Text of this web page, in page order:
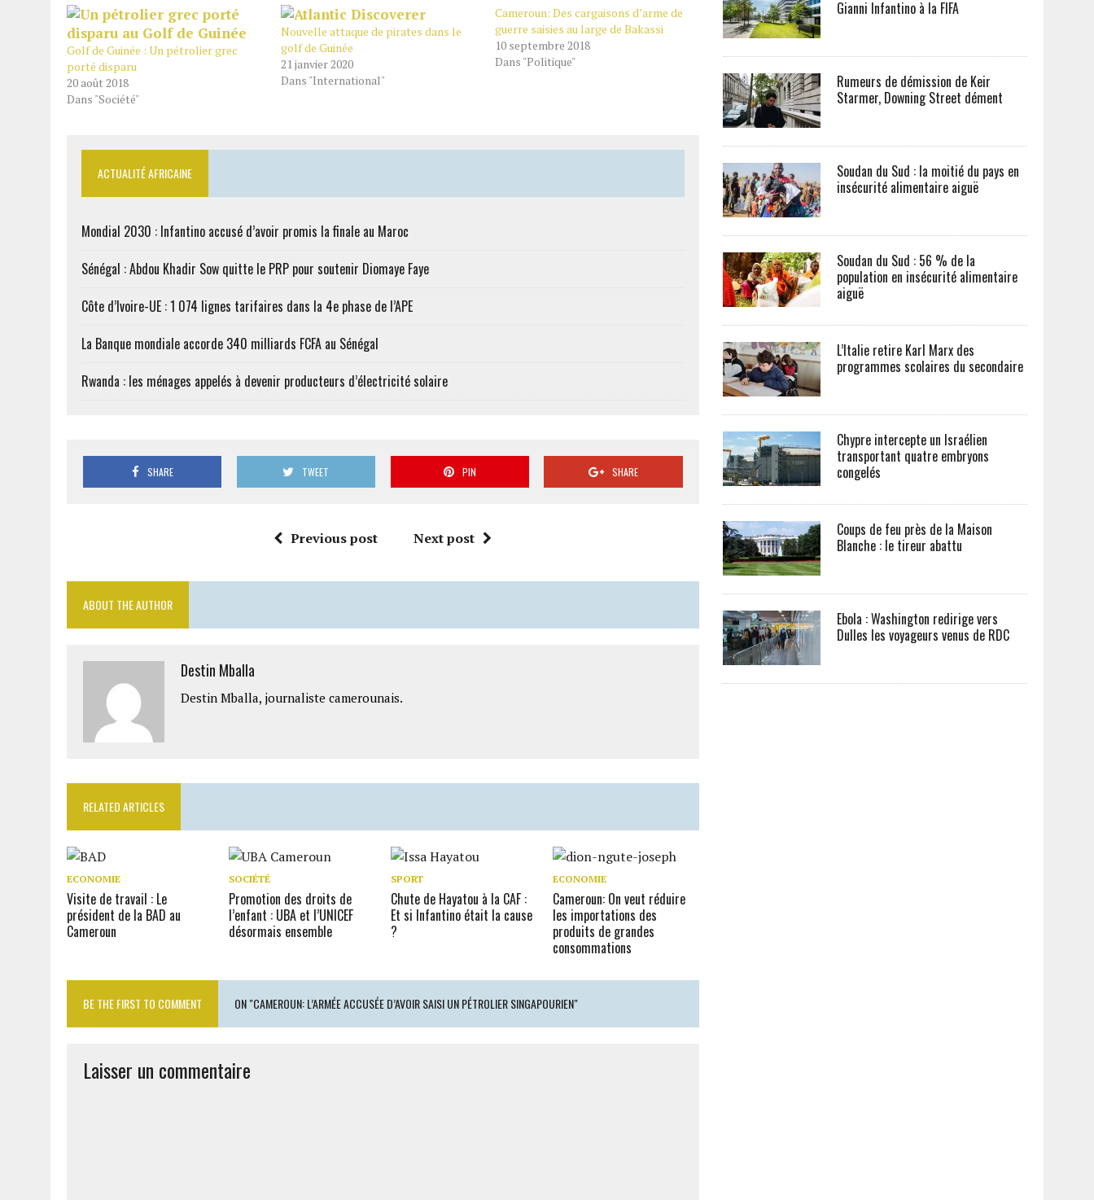
Golf de Guinée : Un pétrolier grec
porté disparu
20 août 2018
Dans "Société"
Nouvelle attaque de pirates dans le
golf de Guinée
21 janvier 2020
Dans "International"
Cameroun: Des cargaisons d’arme de
guerre saisies au large de Bakassi
10 septembre 2018
Dans "Politique"
ACTUALITÉ AFRICAINE
Mondial 2030 : Infantino accusé d’avoir promis la finale au Maroc
Sénégal : Abdou Khadir Sow quitte le PRP pour soutenir Diomaye Faye
Côte d’Ivoire-UE : 1 074 lignes tarifaires dans la 4e phase de l’APE
La Banque mondiale accorde 340 milliards FCFA au Sénégal
Rwanda : les ménages appelés à devenir producteurs d’électricité solaire
SHARE TWEET PIN SHARE
Previous post Next post
ABOUT THE AUTHOR
Destin Mballa
Destin Mballa, journaliste camerounais.
RELATED ARTICLES
ECONOMIE
Visite de travail : Le
président de la BAD au
Cameroun
SOCIÉTÉ
Promotion des droits de
l’enfant : UBA et l’UNICEF
désormais ensemble
SPORT
Chute de Hayatou à la CAF :
Et si Infantino était la cause
?
ECONOMIE
Cameroun : On veut réduire
les importations des
produits de grandes
consommations
BE THE FIRST TO COMMENT ON "CAMEROUN: L’ARMÉE ACCUSÉE D’AVOIR SAISI UN PÉTROLIER SINGAPOURIEN "
Laisser un commentaire
Gianni Infantino à la FIFA
Rumeurs de démission de Keir
Starmer, Downing Street dément
Soudan du Sud : la moitié du pays en
insécurité alimentaire aiguë
Soudan du Sud : 56 % de la
population en insécurité alimentaire
aiguë
L’Italie retire Karl Marx des
programmes scolaires du secondaire
Chypre intercepte un Israélien
transportant quatre embryons
congelés
Coups de feu près de la Maison
Blanche : le tireur abattu
Ebola : Washington redirige vers
Dulles les voyageurs venus de RDC